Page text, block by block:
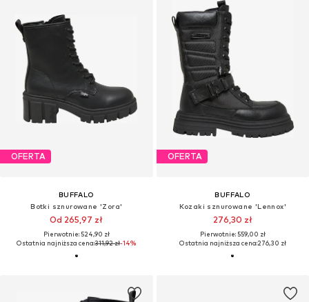
OFERTA
BUFFALO
Botki sznurowane 'Zora'
Od 265,97 zł
Pierwotnie: 524,90 zł
Ostatnia najniższa cena:311,92 zł-14%
OFERTA
BUFFALO
Kozaki sznurowane 'Lennox'
276,30 zł
Pierwotnie: 559,00 zł
Ostatnia najniższa cena:276,30 zł